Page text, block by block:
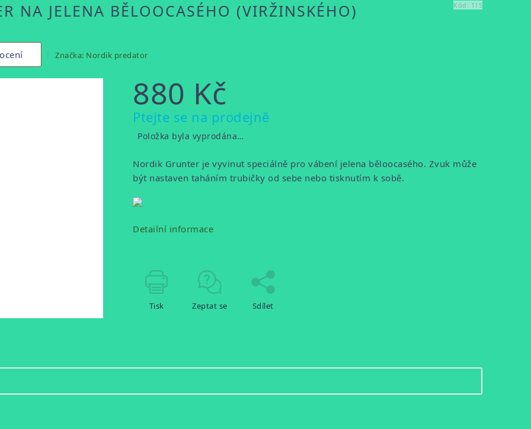
NA JELENA BĚLOOCASÉHO (VIRŽINSKÉHO) Kód: 115
Značka: Nordik predator
880 Kč
Měrná
cena:
Ptejte se na prodejně
Položka byla vyprodána…
Nordik Grunter je vyvinut speciálně pro vábení jelena běloocasého. Zvuk může
být nastaven taháním trubičky od sebe nebo tisknutím k sobě.
Detailní informace
Tisk Zeptat se Sdílet